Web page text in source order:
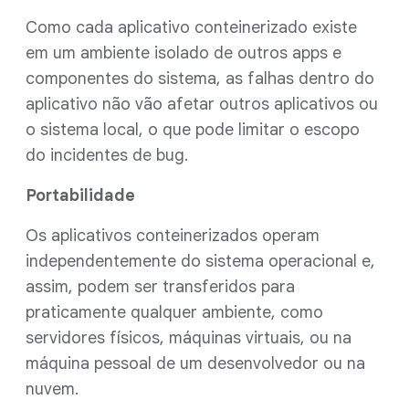
Como cada aplicativo conteinerizado existe
em um ambiente isolado de outros apps e
componentes do sistema, as falhas dentro do
aplicativo não vão afetar outros aplicativos ou
o sistema local, o que pode limitar o escopo
do incidentes de bug.
Portabilidade
Os aplicativos conteinerizados operam
independentemente do sistema operacional e,
assim, podem ser transferidos para
praticamente qualquer ambiente, como
servidores físicos, máquinas virtuais, ou na
máquina pessoal de um desenvolvedor ou na
nuvem.